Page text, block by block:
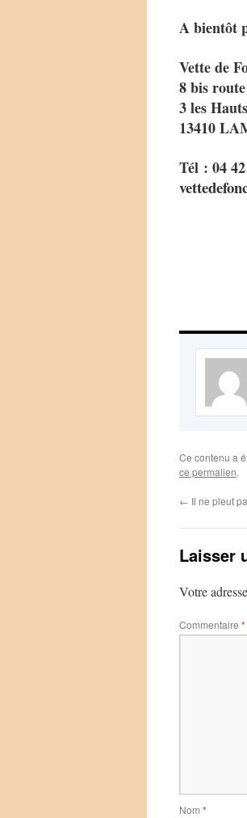
A bientôt
Vette de
8 bis
3 les
13410
Tél : 04
Ce contenu a
ce permalien.
← Il ne pleut
Laisser
Votre
Commentaire *
Nom *